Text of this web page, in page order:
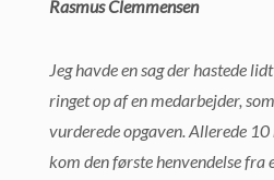
Rasmus Clemmensen
Jeg havde en sag der hastede
ringet op af en medarbejder,
vurderede opgaven. Allerede
kom den første henvendelse fra